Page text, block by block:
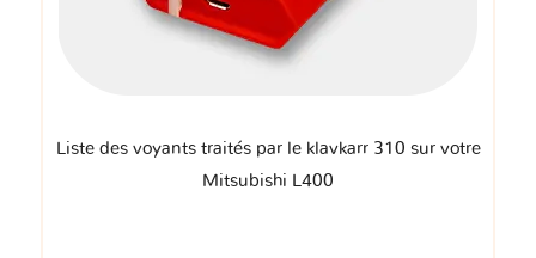
Liste des voyants traités par le klavkarr 310 sur votre
Mitsubishi L400